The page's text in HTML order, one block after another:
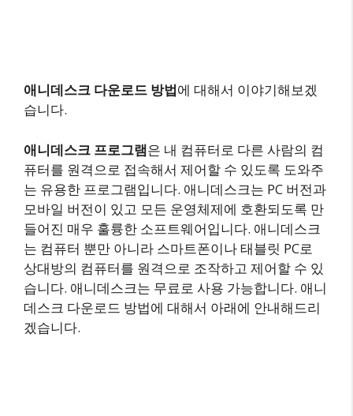
애니데스크 다운로드 방법에 대해서 이야기해보겠
습니다.
애니데스크 프로그램은 내 컴퓨터로 다른 사람의 컴
퓨터를 원격으로 접속해서 제어할 수 있도록 도와주
는 유용한 프로그램입니다. 애니데스크는 PC 버전과
모바일 버전이 있고 모든 운영체제에 호환되도록 만
들어진 매우 훌륭한 소프트웨어입니다. 애니데스크
는 컴퓨터 뿐만 아니라 스마트폰이나 태블릿 PC로
상대방의 컴퓨터를 원격으로 조작하고 제어할 수 있
습니다. 애니데스크는 무료로 사용 가능합니다. 애니
데스크 다운로드 방법에 대해서 아래에 안내해드리
겠습니다.